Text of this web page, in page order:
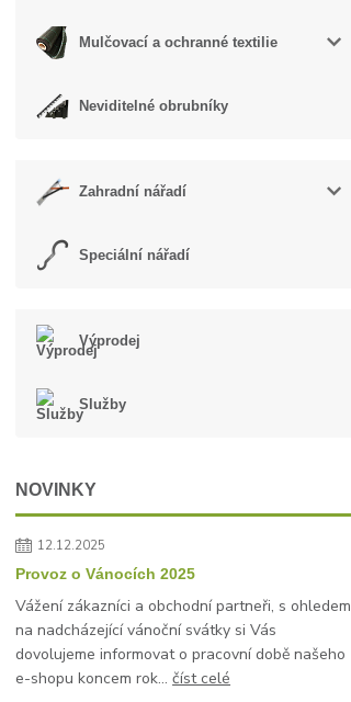
Mulčovací a ochranné textilie
Neviditelné obrubníky
Zahradní nářadí
Speciální nářadí
Výprodej
Služby
NOVINKY
12.12.2025
Provoz o Vánocích 2025
Vážení zákazníci a obchodní partneři, s ohledem
na nadcházející vánoční svátky si Vás
dovolujeme informovat o pracovní době našeho
e-shopu koncem rok...číst celé